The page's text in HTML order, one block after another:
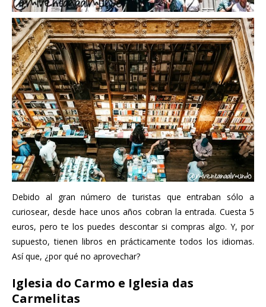
Debido al gran número de turistas que entraban sólo a
curiosear, desde hace unos años cobran la entrada. Cuesta 5
euros, pero te los puedes descontar si compras algo. Y, por
supuesto, tienen libros en prácticamente todos los idiomas.
Así que, ¿por qué no aprovechar?
Iglesia do Carmo e Iglesia das
Carmelitas